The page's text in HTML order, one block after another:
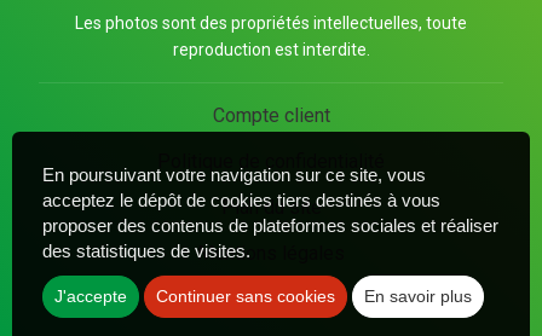
Les photos sont des propriétés intellectuelles, toute
reproduction est interdite.
Compte client
Plan du site
Mentions légales
En poursuivant votre navigation sur ce site, vous
acceptez le dépôt de cookies tiers destinés à vous
proposer des contenus de plateformes sociales et réaliser
des statistiques de visites.
J'accepte Continuer sans cookies En savoir plus